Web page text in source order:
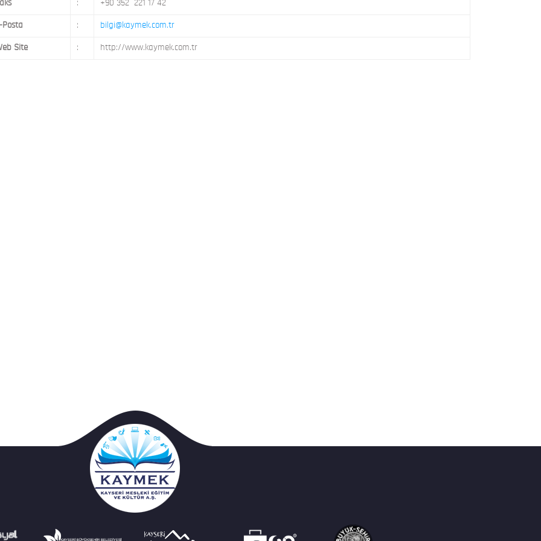
: +90 352 221 17 42
Posta : bilgi@kaymek.com.tr
Site : http://www.kaymek.com.tr